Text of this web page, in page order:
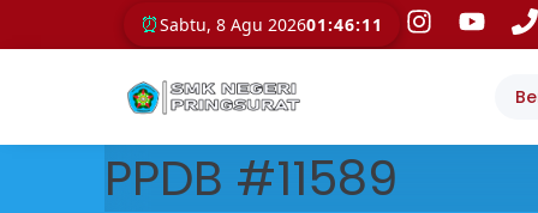
⏰Sabtu, 8 Agu 202601:46:11
PPDB #11589